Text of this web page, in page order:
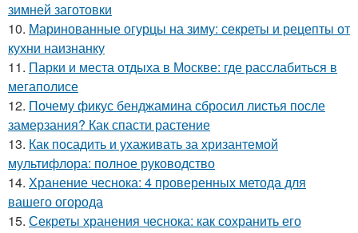
зимней заготовки
10. Маринованные огурцы на зиму: секреты и рецепты от
кухни наизнанку
11. Парки и места отдыха в Москве: где расслабиться в
мегаполисе
12. Почему фикус бенджамина сбросил листья после
замерзания? Как спасти растение
13. Как посадить и ухаживать за хризантемой
мультифлора: полное руководство
14. Хранение чеснока: 4 проверенных метода для
вашего огорода
15. Секреты хранения чеснока: как сохранить его